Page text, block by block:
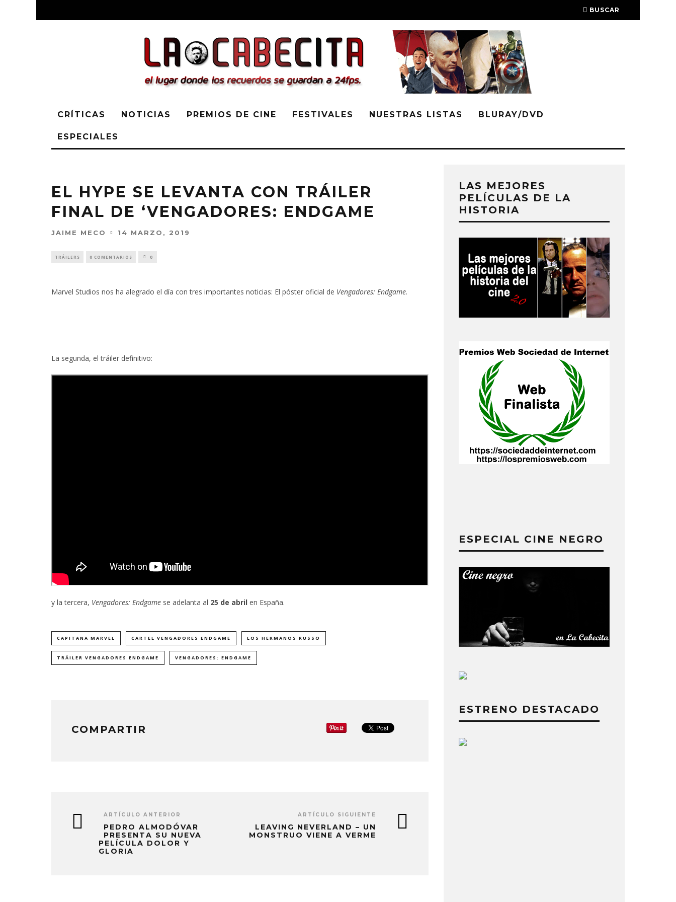
BUSCAR
CRÍTICAS NOTICIAS PREMIOS DE CINE FESTIVALES NUESTRAS LISTAS BLURAY/DVD
ESPECIALES
EL HYPE SE LEVANTA CON TRÁILER
FINAL DE ‘VENGADORES: ENDGAME
JAIME MECO 14 MARZO, 2019
TRÁILERS 0 COMENTARIOS 0
Marvel Studios nos ha alegrado el día con tres importantes noticias: El póster oficial de Vengadores: Endgame.
La segunda, el tráiler definitivo:
y la tercera, Vengadores: Endgame se adelanta al 25 de abril en España.
CAPITANA MARVEL CARTEL VENGADORES ENDGAME LOS HERMANOS RUSSO
TRÁILER VENGADORES ENDGAME VENGADORES: ENDGAME
COMPARTIR
ARTÍCULO ANTERIOR
PEDRO ALMODÓVAR
PRESENTA SU NUEVA
PELÍCULA DOLOR Y
GLORIA
ARTÍCULO SIGUIENTE
LEAVING NEVERLAND – UN
MONSTRUO VIENE A VERME
LAS MEJORES
PELÍCULAS DE LA
HISTORIA
ESPECIAL CINE NEGRO
ESTRENO DESTACADO